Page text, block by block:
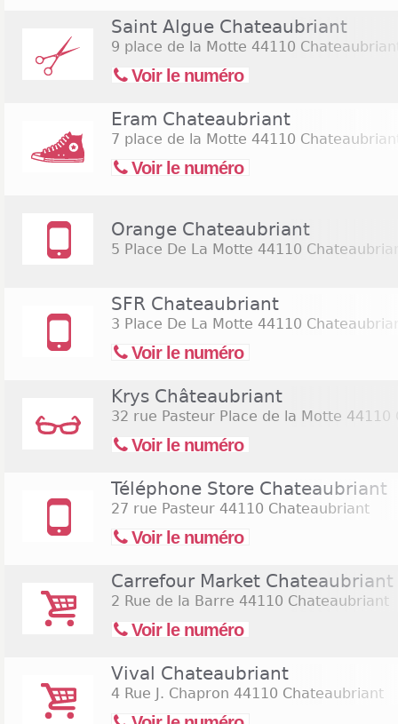
Gémo, Kiabi, Cache-cache,Eram, Esprit sont
ouvrent le plus souvent entre 9h et 19h toute
Cependant durant les fêtes de fin d'année ou
ouvertes le dimanche. Beauty Sucess et
Au niveau alimentaire, on trouve Lidl, La vie
commerces de proximité.
Saint Algue Chateaubriant
9 place de la Motte 44110
Voir le numéro
Eram Chateaubriant
7 place de la Motte 44110
Voir le numéro
Orange Chateaubriant
5 Place De La Motte 44110
SFR Chateaubriant
3 Place De La Motte 44110
Voir le numéro
Krys Châteaubriant
32 rue Pasteur Place de la Motte 44110
Voir le numéro
Téléphone Store Chateaubriant
27 rue Pasteur 44110 Chateaubriant
Voir le numéro
Carrefour Market Chateaubriant
2 Rue de la Barre 44110 Chateaubriant
Voir le numéro
Vival Chateaubriant
4 Rue J. Chapron 44110 Chateaubriant